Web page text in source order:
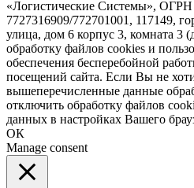
«Логистические Системы»,
7727316909/772701001, 117149,
улица, дом 6 корпус 3, комната 3
обработку файлов cookies и
обеспечения бесперебойной
посещений сайта. Если Вы не
вышеперечисленные данные
отключить обработку файлов
данных в настройках Вашего
ОК
Manage consent